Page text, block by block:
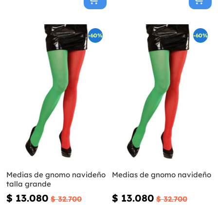
-60%
Medias de gnomo navideño
talla grande
$ 13.080 $ 32.700
-60%
Medias de gnomo navideño
$ 13.080 $ 32.700